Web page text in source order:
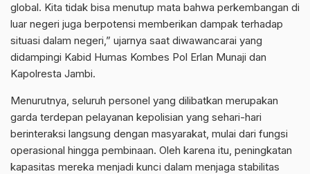
global. Kita tidak bisa menutup mata bahwa perkembangan di
luar negeri juga berpotensi memberikan dampak terhadap
situasi dalam negeri,” ujarnya saat diwawancarai yang
didampingi Kabid Humas Kombes Pol Erlan Munaji dan
Kapolresta Jambi.
Menurutnya, seluruh personel yang dilibatkan merupakan
garda terdepan pelayanan kepolisian yang sehari-hari
berinteraksi langsung dengan masyarakat, mulai dari fungsi
operasional hingga pembinaan. Oleh karena itu, peningkatan
kapasitas mereka menjadi kunci dalam menjaga stabilitas